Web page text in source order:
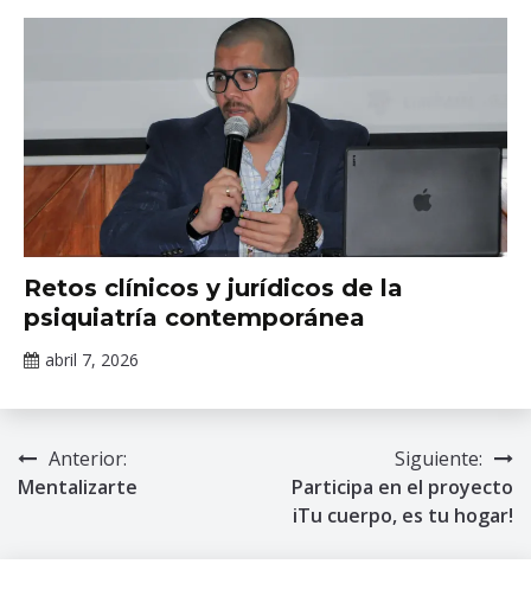
Noticias
Retos clínicos y jurídicos de la
psiquiatría contemporánea
abril 7, 2026
Gallardo
Navegación
Anterior:
Mentalizarte
Siguiente:
Participa en el proyecto
iTu cuerpo, es tu hogar!